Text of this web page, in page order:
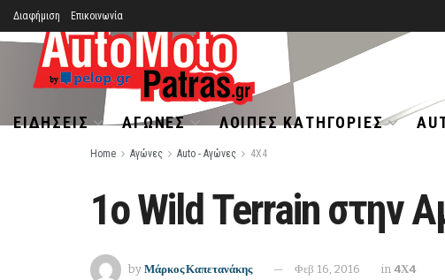
Διαφήμιση Επικοινωνία
ΕΙΔΉΣΕΙΣ ΑΓΏΝΕΣ ΛΟΙΠΈΣ ΚΑΤΗΓΟΡΊΕΣ
Home Αγώνες Auto - Αγώνες 4Χ4
1ο Wild Terrain στην
by Μάρκος Καπετανάκης Φεβ 16, 2016 in 4Χ4